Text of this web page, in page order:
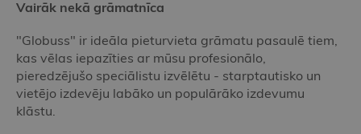
Vairāk nekā grāmatnīca
"Globuss" ir ideāla pieturvieta grāmatu pasaulē tiem,
kas vēlas iepazīties ar mūsu profesionālo,
pieredzējušo speciālistu izvēlētu - starptautisko un
vietējo izdevēju labāko un populārāko izdevumu
klāstu.